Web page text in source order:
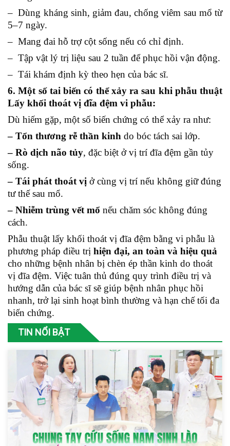
– Dùng kháng sinh, giảm đau, chống viêm sau mổ từ
5–7 ngày.
– Mang đai hỗ trợ cột sống nếu có chỉ định.
– Tập vật lý trị liệu sau 2 tuần để phục hồi vận động.
– Tái khám định kỳ theo hẹn của bác sĩ.
6. Một số tai biến có thể xảy ra sau khi phẫu thuật
Lấy khối thoát vị đĩa đệm vi phẫu:
Dù hiếm gặp, một số biến chứng có thể xảy ra như:
– Tổn thương rễ thần kinh do bóc tách sai lớp.
– Rò dịch não tủy, đặc biệt ở vị trí đĩa đệm gần tủy
sống.
– Tái phát thoát vị ở cùng vị trí nếu không giữ đúng
tư thế sau mổ.
– Nhiễm trùng vết mổ nếu chăm sóc không đúng
cách.
Phẫu thuật lấy khối thoát vị đĩa đệm bằng vi phẫu là
phương pháp điều trị hiện đại, an toàn và hiệu quả
cho những bệnh nhân bị chèn ép thần kinh do thoát
vị đĩa đệm. Việc tuân thủ đúng quy trình điều trị và
hướng dẫn của bác sĩ sẽ giúp bệnh nhân phục hồi
nhanh, trở lại sinh hoạt bình thường và hạn chế tối đa
biến chứng.
TIN NỔI BẬT